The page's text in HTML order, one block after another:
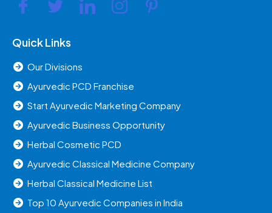
Quick Links
Our Divisions
Ayurvedic PCD Franchise
Start Ayurvedic Marketing Company
Ayurvedic Business Opportunity
Herbal Cosmetic PCD
Ayurvedic Classical Medicine Company
Herbal Classical Medicine List
Top 10 Ayurvedic Companies in India